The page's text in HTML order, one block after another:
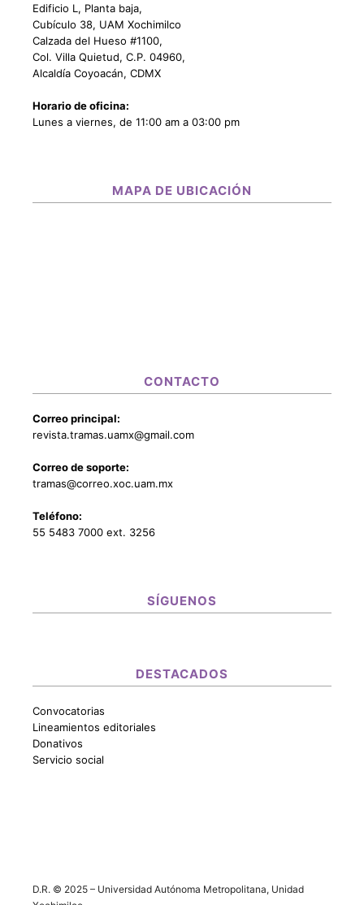
Edificio L, Planta baja,
Cubículo 38, UAM Xochimilco
Calzada del Hueso #1100,
Col. Villa Quietud, C.P. 04960,
Alcaldía Coyoacán, CDMX
Horario de oficina:
Lunes a viernes, de 11:00 am a 03:00 pm
MAPA DE UBICACIÓN
CONTACTO
Correo principal:
revista.tramas.uamx@gmail.com
Correo de soporte:
tramas@correo.xoc.uam.mx
Teléfono:
55 5483 7000 ext. 3256
SÍGUENOS
DESTACADOS
Convocatorias
Lineamientos editoriales
Donativos
Servicio social
D.R. © 2025 – Universidad Autónoma Metropolitana, Unidad